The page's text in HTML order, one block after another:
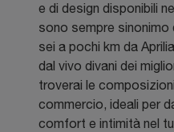
e di design disponibili
sono sempre
sei a pochi km da
dal vivo divani dei
troverai le
commercio, ideali per
comfort e intimità nel